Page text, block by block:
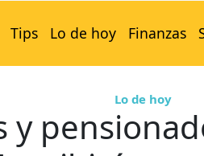
Tips Lo de hoy Finanzas
Lo de hoy
y